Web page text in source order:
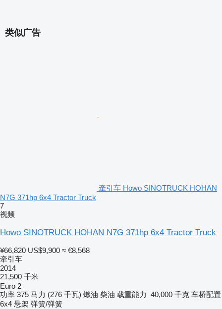
类似广告
牵引车 Howo SINOTRUCK HOHAN
N7G 371hp 6x4 Tractor Truck
7
视频
Howo SINOTRUCK HOHAN N7G 371hp 6x4 Tractor Truck
¥66,820 US$9,900 ≈ €8,568
牵引车
2014
21,500 千米
Euro 2
功率 375 马力 (276 千瓦) 燃油 柴油 载重能力 40,000 千克 车桥配置
6x4 悬架 弹簧/弹簧